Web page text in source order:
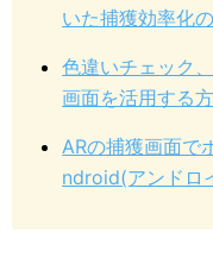
いた捕獲効率化
色違いチェック
画面を活用する
ARの捕獲画面で
ndroid(アンドロ